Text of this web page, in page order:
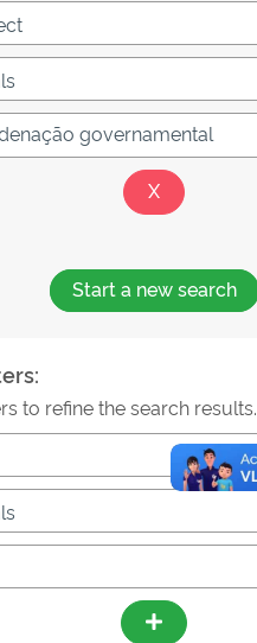
Start a new search
to refine the search results.